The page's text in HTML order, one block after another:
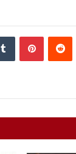
Tumblr Pinterest